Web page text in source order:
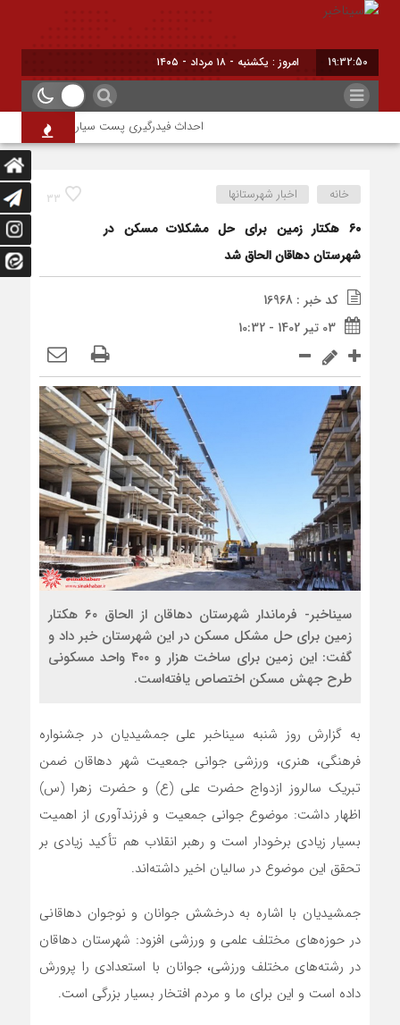
19:32:51 امروز : یکشنبه - ۱۸ مرداد - ۱۴۰۵
احداث فیدرگیری پست سیار شهرک رازی؛ گامی
33 خانه اخبار شهرستانها
۶٠ هکتار زمین برای حل مشکلات مسکن در
شهرستان دهاقان الحاق شد
کد خبر : 16968
03 تیر 1402 - 10:32
سیناخبر- فرماندار شهرستان دهاقان از الحاق ۶٠ هکتار
زمین برای حل مشکل مسکن در این شهرستان خبر داد و
گفت: این زمین برای ساخت هزار و ۴٠٠ واحد مسکونی
طرح جهش مسکن اختصاص یافته‌است.
به گزارش روز شنبه سیناخبر علی جمشیدیان در جشنواره
فرهنگی، هنری، ورزشی جوانی جمعیت شهر دهاقان ضمن
تبریک سالروز ازدواج حضرت علی (ع) و حضرت زهرا (س)
اظهار داشت: موضوع جوانی جمعیت و فرزندآوری از اهمیت
بسیار زیادی برخودار است و رهبر انقلاب هم تأکید زیادی بر
تحقق این موضوع در سالیان اخیر داشته‌اند.
جمشیدیان با اشاره به درخشش جوانان و نوجوان دهاقانی
در حوزه‌های مختلف علمی و ورزشی افزود: شهرستان دهاقان
در رشته‌های مختلف ورزشی، جوانان با استعدادی را پرورش
داده است و این برای ما و مردم افتخار بسیار بزرگی است.